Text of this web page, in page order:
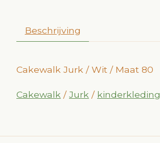
Beschrijving
Cakewalk Jurk / Wit / Maat 80
Cakewalk /Jurk / kinderkleding